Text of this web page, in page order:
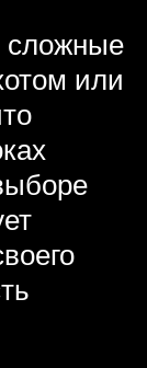
сложные
или